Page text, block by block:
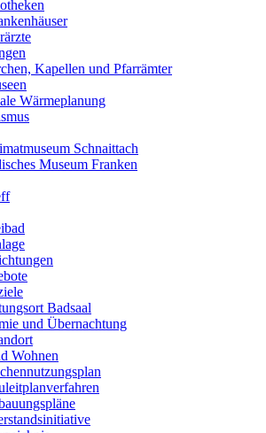
Kapellen und Pfarrämter
Wärmeplanung
Schnaittach
Museum Franken
Badsaal
und Übernachtung
Wohnen